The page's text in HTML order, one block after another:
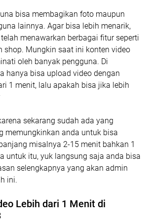
bisa membagikan foto maupun
lainnya. Agar bisa lebih menarik,
menawarkan berbagai fitur seperti
shop. Mungkin saat ini konten video
oleh banyak pengguna. Di
hanya bisa upload video dengan
1 menit, lalu apakah bisa jika lebih
sekarang sudah ada yang
memungkinkan anda untuk bisa
misalnya 2-15 menit bahkan 1
untuk itu, yuk langsung saja anda bisa
selengkapnya yang akan admin
ini.
Lebih dari 1 Menit di